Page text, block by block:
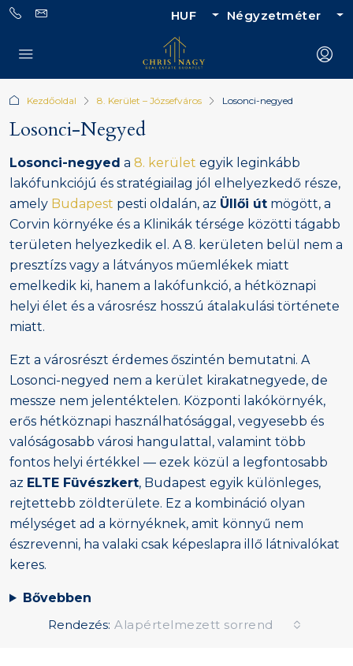
HUF Négyzetméter
Kezdőoldal 8. Kerület – Józsefváros Losonci-negyed
Losonci-Negyed
Losonci-negyed a 8. kerület egyik leginkább
lakófunkciójú és stratégiailag jól elhelyezkedő része,
amely Budapest pesti oldalán, az Üllői út mögött, a
Corvin környéke és a Klinikák térsége közötti tágabb
területen helyezkedik el. A 8. kerületen belül nem a
presztízs vagy a látványos műemlékek miatt
emelkedik ki, hanem a lakófunkció, a hétköznapi
helyi élet és a városrész hosszú átalakulási története
miatt.
Ezt a városrészt érdemes őszintén bemutatni. A
Losonci-negyed nem a kerület kirakatnegyede, de
messze nem jelentéktelen. Központi lakókörnyék,
erős hétköznapi használhatósággal, vegyesebb és
valóságosabb városi hangulattal, valamint több
fontos helyi értékkel — ezek közül a legfontosabb
az ELTE Füvészkert, Budapest egyik különleges,
rejtettebb zöldterülete. Ez a kombináció olyan
mélységet ad a környéknek, amit könnyű nem
észrevenni, ha valaki csak képeslapra illő látnivalókat
keres.
Bővebben
Rendezés: Alapértelmezett sorrend